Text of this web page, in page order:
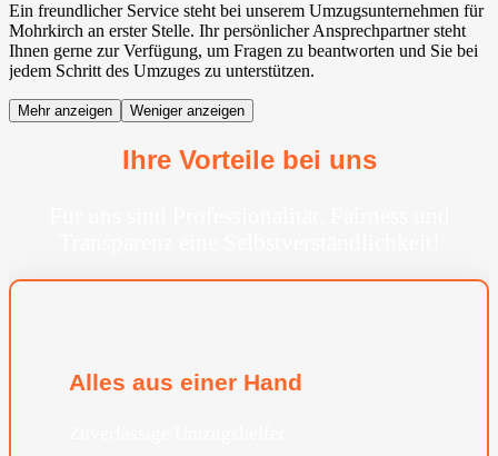
Ein freundlicher Service steht bei unserem Umzugsunternehmen für
Mohrkirch an erster Stelle. Ihr persönlicher Ansprechpartner steht
Ihnen gerne zur Verfügung, um Fragen zu beantworten und Sie bei
jedem Schritt des Umzuges zu unterstützen.
Mehr anzeigen Weniger anzeigen
Ihre Vorteile bei uns
Alles aus einer Hand